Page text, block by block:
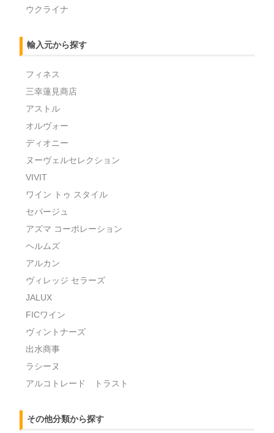
ウクライナ
輸入元から探す
フィネス
三幸蓮見商店
アストル
オルヴォー
ディオニー
ヌーヴェルセレクション
VIVIT
ワイン トゥ スタイル
セパージュ
アズマ コーポレーション
ヘルムズ
アルカン
ヴィレッジ セラーズ
JALUX
FICワイン
ヴィントナーズ
出水商事
ラシーヌ
アルコトレード トラスト
その他分類から探す